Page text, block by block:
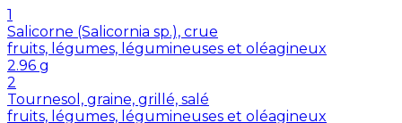
1
Salicorne (Salicornia sp.), crue
fruits, légumes, légumineuses et oléagineux
2.96 g
2
Tournesol, graine, grillé, salé
fruits, légumes, légumineuses et oléagineux